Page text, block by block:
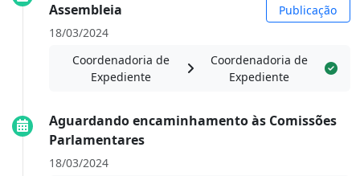
Assembleia
Publicação
18/03/2024
Coordenadoria de
Expediente
Coordenadoria de
Expediente
Aguardando encaminhamento às Comissões
Parlamentares
18/03/2024